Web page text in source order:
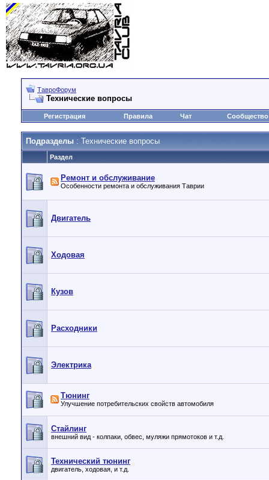
ТавроФорум
Технические вопросы
Регистрация Правила Чат Сообщество
Подразделы : Технические вопросы
Раздел
Ремонт и обслуживание
Особенности ремонта и обслуживания Таврии
Двигатель
Ходовая
Кузов
Расходники
Электрика
Тюнинг
Улучшение потребительских свойств автомобиля
Стайлинг
внешний вид - колпаки, обвес, муляжи прямотоков и т.д.
Технический тюнинг
двигатель, ходовая, и т.д.